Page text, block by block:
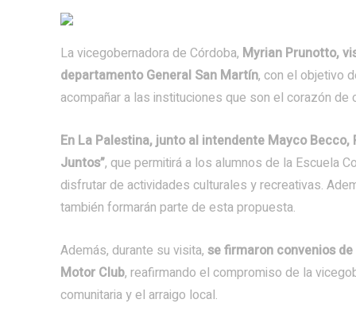
La vicegobernadora de Córdoba, Myrian Prunotto,
departamento General San Martín, con el objetivo
acompañar a las instituciones que son el corazón de
En La Palestina, junto al intendente Mayco
Juntos”, que permitirá a los alumnos de la Escuela
disfrutar de actividades culturales y recreativas.
también formarán parte de esta propuesta.
Además, durante su visita, se firmaron convenios
Motor Club, reafirmando el compromiso de la
comunitaria y el arraigo local.